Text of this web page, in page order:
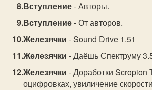
Вступление- Авторы.
Вступление- От авторов.
Железячки - Sound Drive 1.51
Железячки - Даёшь Спектруму
Железячки - Доработки Scropion
оцифровках, увиличение